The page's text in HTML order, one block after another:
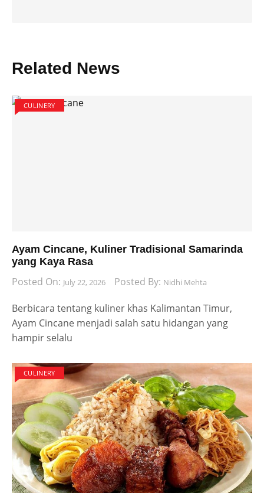
Related News
CULINERY
Ayam Cincane, Kuliner Tradisional Samarinda
yang Kaya Rasa
Posted On: July 22, 2026 Posted By: Nidhi Mehta
Berbicara tentang kuliner khas Kalimantan Timur,
Ayam Cincane menjadi salah satu hidangan yang
hampir selalu
CULINERY